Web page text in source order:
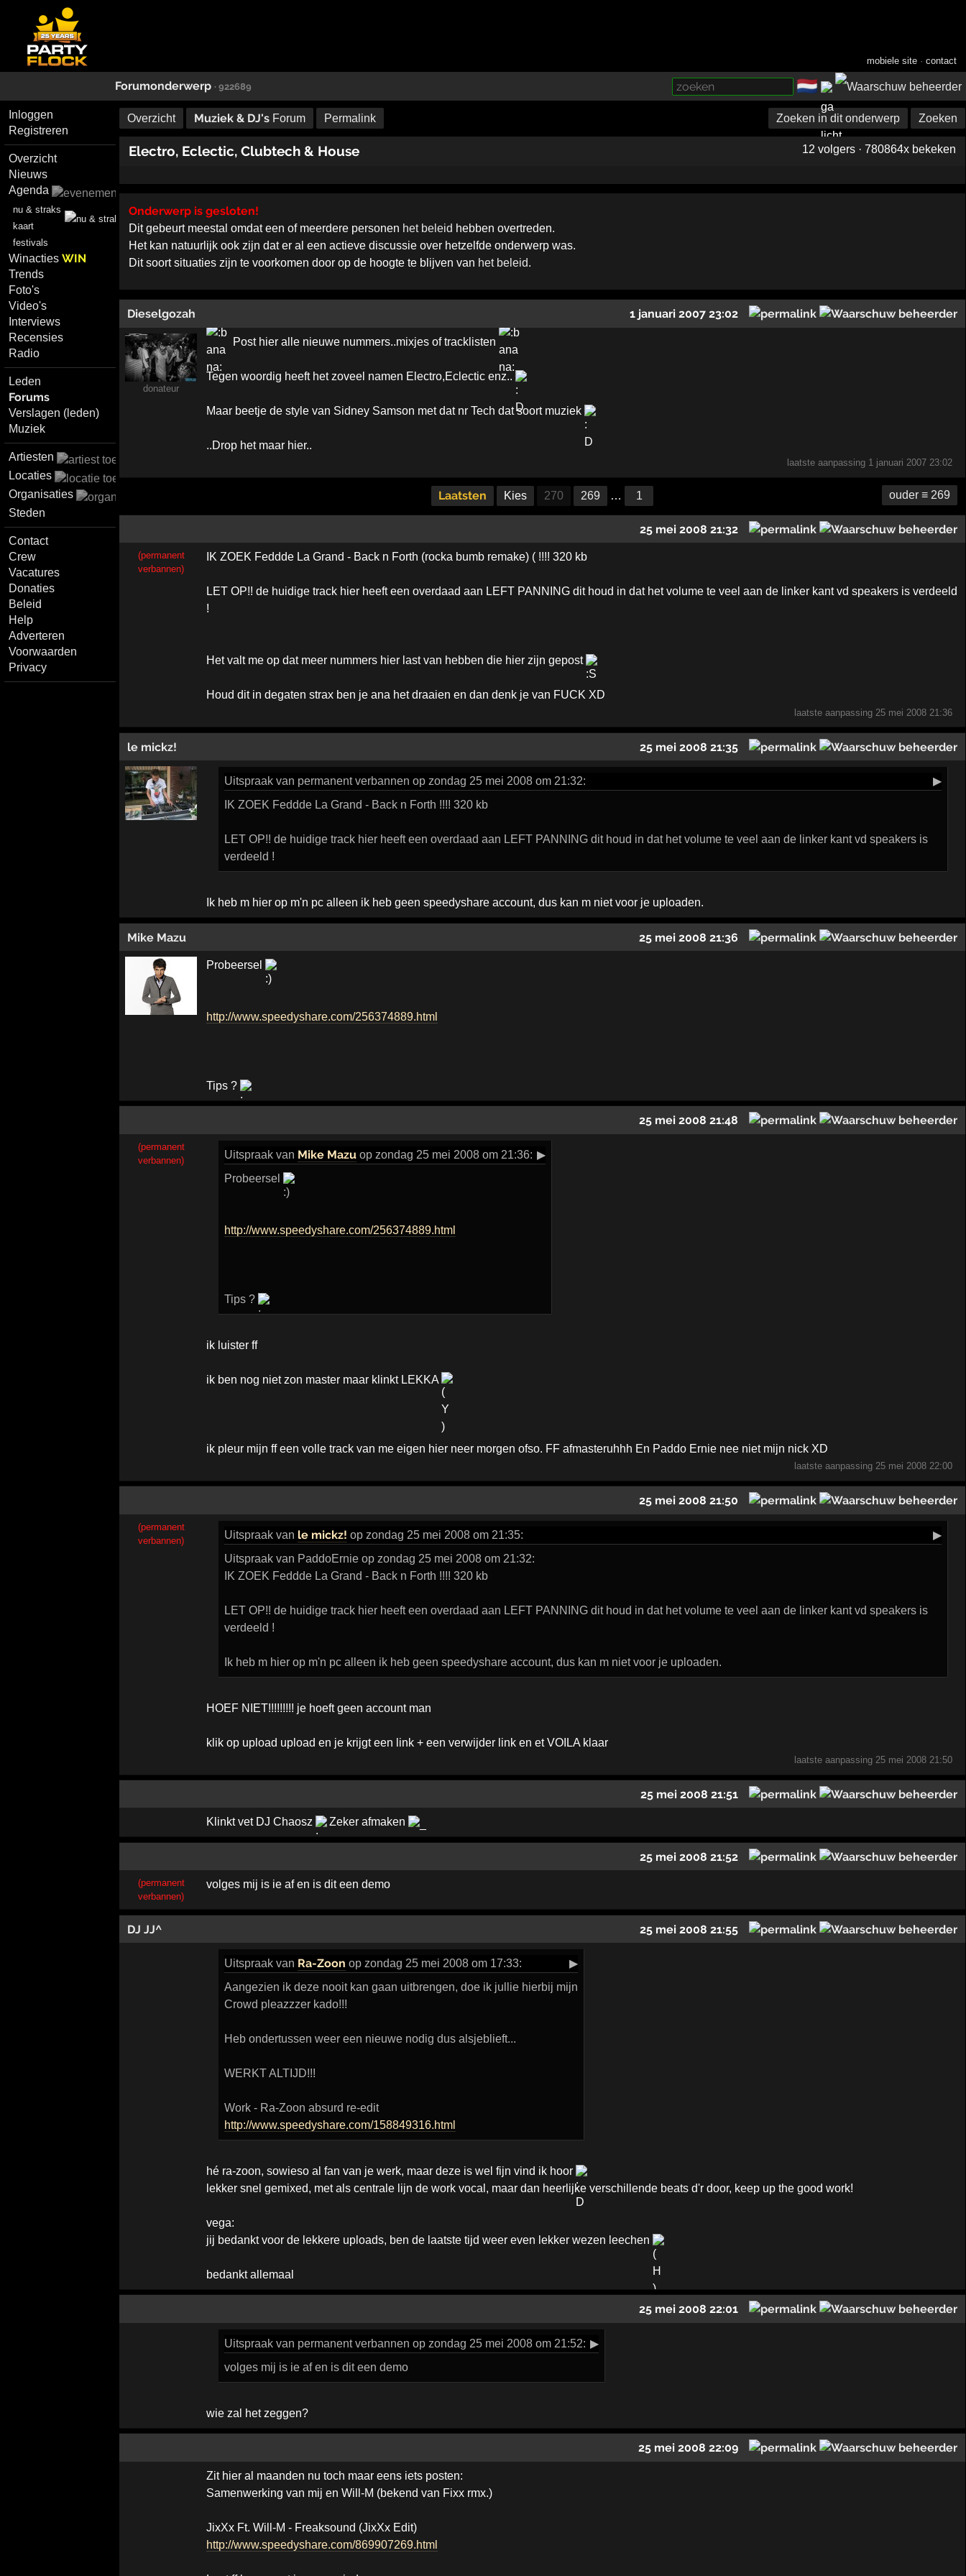
mobiele site ·contact
Forumonderwerp · 922689 🇳🇱
Inloggen
Registreren
Overzicht
Nieuws
Agenda
nu & straks
kaart
festivals
WinactiesWIN
Trends
Foto's
Video's
Interviews
Recensies
Radio
Leden
Forums
Verslagen (leden)
Muziek
Artiesten
Locaties
Organisaties
Steden
Contact
Crew
Vacatures
Donaties
Beleid
Help
Adverteren
Voorwaarden
Privacy
Overzicht Muziek & DJ's Forum Permalink Zoeken in dit onderwerp Zoeken
Electro, Eclectic, Clubtech & House 12 volgers · 780864x bekeken
Onderwerp is gesloten!
Dit gebeurt meestal omdat een of meerdere personen het beleid hebben overtreden.
Het kan natuurlijk ook zijn dat er al een actieve discussie over hetzelfde onderwerp was.
Dit soort situaties zijn te voorkomen door op de hoogte te blijven van het beleid.
Dieselgozah 1 januari 2007 23:02
donateur
Post hier alle nieuwe nummers..mixjes of tracklisten
Tegen woordig heeft het zoveel namen Electro,Eclectic enz..
Maar beetje de style van Sidney Samson met dat nr Tech dat soort muziek
..Drop het maar hier..
laatste aanpassing 1 januari 2007 23:02
Laatsten Kies 270 269 … 1 ouder ≡ 269
25 mei 2008 21:32
(permanent
verbannen)
IK ZOEK Feddde La Grand - Back n Forth (rocka bumb remake) ( !!!! 320 kb
LET OP!! de huidige track hier heeft een overdaad aan LEFT PANNING dit houd in dat het volume te veel aan de linker kant vd speakers is verdeeld
!
Het valt me op dat meer nummers hier last van hebben die hier zijn gepost
Houd dit in degaten strax ben je ana het draaien en dan denk je van FUCK XD
laatste aanpassing 25 mei 2008 21:36
le mickz! 25 mei 2008 21:35
Uitspraakvan permanent verbannen op zondag 25 mei 2008 om 21:32:
▶
IK ZOEK Feddde La Grand - Back n Forth !!!! 320 kb
LET OP!! de huidige track hier heeft een overdaad aan LEFT PANNING dit houd in dat het volume te veel aan de linker kant vd speakers is
verdeeld !
Ik heb m hier op m'n pc alleen ik heb geen speedyshare account, dus kan m niet voor je uploaden.
Mike Mazu 25 mei 2008 21:36
Probeersel
http://www.speedyshare.com/256374889.html
Tips ?
25 mei 2008 21:48
(permanent
verbannen)
Uitspraakvan Mike Mazuop zondag 25 mei 2008 om 21:36: ▶
Probeersel
http://www.speedyshare.com/256374889.html
Tips ?
ik luister ff
ik ben nog niet zon master maar klinkt LEKKA
ik pleur mijn ff een volle track van me eigen hier neer morgen ofso. FF afmasteruhhh En Paddo Ernie nee niet mijn nick XD
laatste aanpassing 25 mei 2008 22:00
25 mei 2008 21:50
(permanent
verbannen)
Uitspraakvan le mickz! op zondag 25 mei 2008 om 21:35:
▶
Uitspraak van PaddoErnie op zondag 25 mei 2008 om 21:32:
IK ZOEK Feddde La Grand - Back n Forth !!!! 320 kb
LET OP!! de huidige track hier heeft een overdaad aan LEFT PANNING dit houd in dat het volume te veel aan de linker kant vd speakers is
verdeeld !
Ik heb m hier op m'n pc alleen ik heb geen speedyshare account, dus kan m niet voor je uploaden.
HOEF NIET!!!!!!!!! je hoeft geen account man
klik op upload upload en je krijgt een link + een verwijder link en et VOILA klaar
laatste aanpassing 25 mei 2008 21:50
25 mei 2008 21:51
Klinkt vet DJ Chaosz Zeker afmaken
25 mei 2008 21:52
(permanent
verbannen)
volges mij is ie af en is dit een demo
DJ JJ^ 25 mei 2008 21:55
Uitspraakvan Ra-Zoon op zondag 25 mei 2008 om 17:33:
▶
Aangezien ik deze nooit kan gaan uitbrengen, doe ik jullie hierbij mijn
Crowd pleazzzer kado!!!
Heb ondertussen weer een nieuwe nodig dus alsjeblieft...
WERKT ALTIJD!!!
Work - Ra-Zoon absurd re-edit
http://www.speedyshare.com/158849316.html
hé ra-zoon, sowieso al fan van je werk, maar deze is wel fijn vind ik hoor
lekker snel gemixed, met als centrale lijn de work vocal, maar dan heerlijke verschillende beats d'r door, keep up the good work!
vega:
jij bedankt voor de lekkere uploads, ben de laatste tijd weer even lekker wezen leechen
bedankt allemaal
25 mei 2008 22:01
Uitspraakvan permanent verbannen op zondag 25 mei 2008 om 21:52: ▶
volges mij is ie af en is dit een demo
wie zal het zeggen?
25 mei 2008 22:09
Zit hier al maanden nu toch maar eens iets posten:
Samenwerking van mij en Will-M (bekend van Fixx rmx.)
JixXx Ft. Will-M - Freaksound (JixXx Edit)
http://www.speedyshare.com/869907269.html